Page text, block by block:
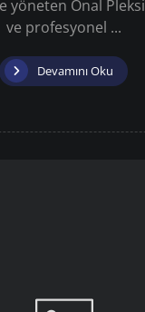
yöneten Önal
ve profesyonel ...
Devamını Oku